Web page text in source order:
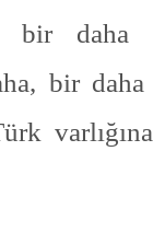
bir daha
bir